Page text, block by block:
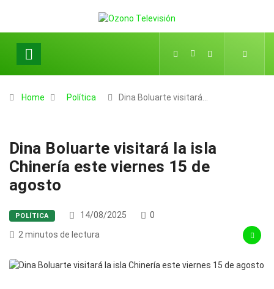
Home Política Dina Boluarte visitará…
Dina Boluarte visitará la isla
Chinería este viernes 15 de
agosto
POLÍTICA 14/08/2025
0
2 minutos de lectura